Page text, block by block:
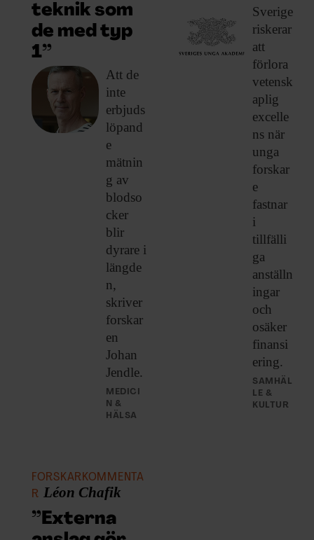
teknik som
de med typ
1”
Att de
inte
erbjuds
löpand
e
mätnin
g av
blodso
cker
blir
dyrare i
längde
n,
skriver
forskar
en
Johan
Jendle.
MEDICI
N &
HÄLSA
Sverige
riskerar
att
förlora
vetensk
aplig
excelle
ns när
unga
forskar
e
fastnar
i
tillfälli
ga
anställn
ingar
och
osäker
finansi
ering.
SAMHÄL
LE &
KULTUR
FORSKARKOMMENTA
R Léon Chafik
”Externa